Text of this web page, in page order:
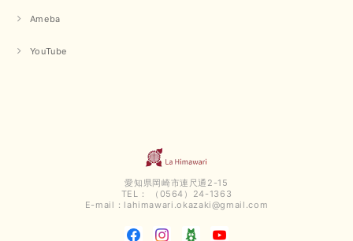
Ameba
YouTube
愛知県岡崎市連尺通2-15
TEL： （0564）24-1363
E-mail： lahimawari.okazaki@gmail.com